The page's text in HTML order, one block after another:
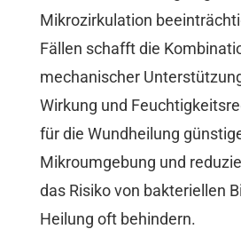
Mikrozirkulation
Fällen schafft die
mechanischer
Wirkung und
für die Wundheilung
Mikroumgebung und
das Risiko von bakteriellen
Heilung oft behindern.